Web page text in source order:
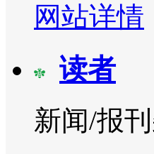
网站详情
读者
新闻/报